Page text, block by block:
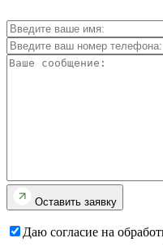
Оставить заявку
Даю согласие на